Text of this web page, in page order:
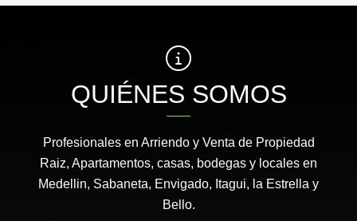
QUIÉNES SOMOS
Profesionales en Arriendo y Venta de Propiedad
Raiz, Apartamentos, casas, bodegas y locales en
Medellin, Sabaneta, Envigado, Itagui, la Estrella y
Bello.